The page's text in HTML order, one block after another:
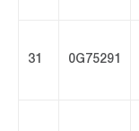
31 0G75291